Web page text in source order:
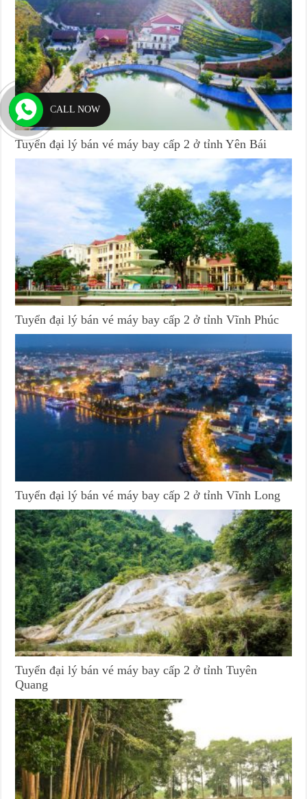
Tuyển đại lý bán vé máy bay cấp 2 ở tỉnh Yên Bái
Tuyển đại lý bán vé máy bay cấp 2 ở tỉnh Vĩnh Phúc
Tuyển đại lý bán vé máy bay cấp 2 ở tỉnh Vĩnh Long
Tuyển đại lý bán vé máy bay cấp 2 ở tỉnh Tuyên
Quang
CALL NOW